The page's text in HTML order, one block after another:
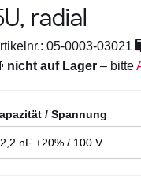
radial
05-0003-03021
nicht auf Lager – bitte
/ Spannung
2,2 nF ±20% / 100 V